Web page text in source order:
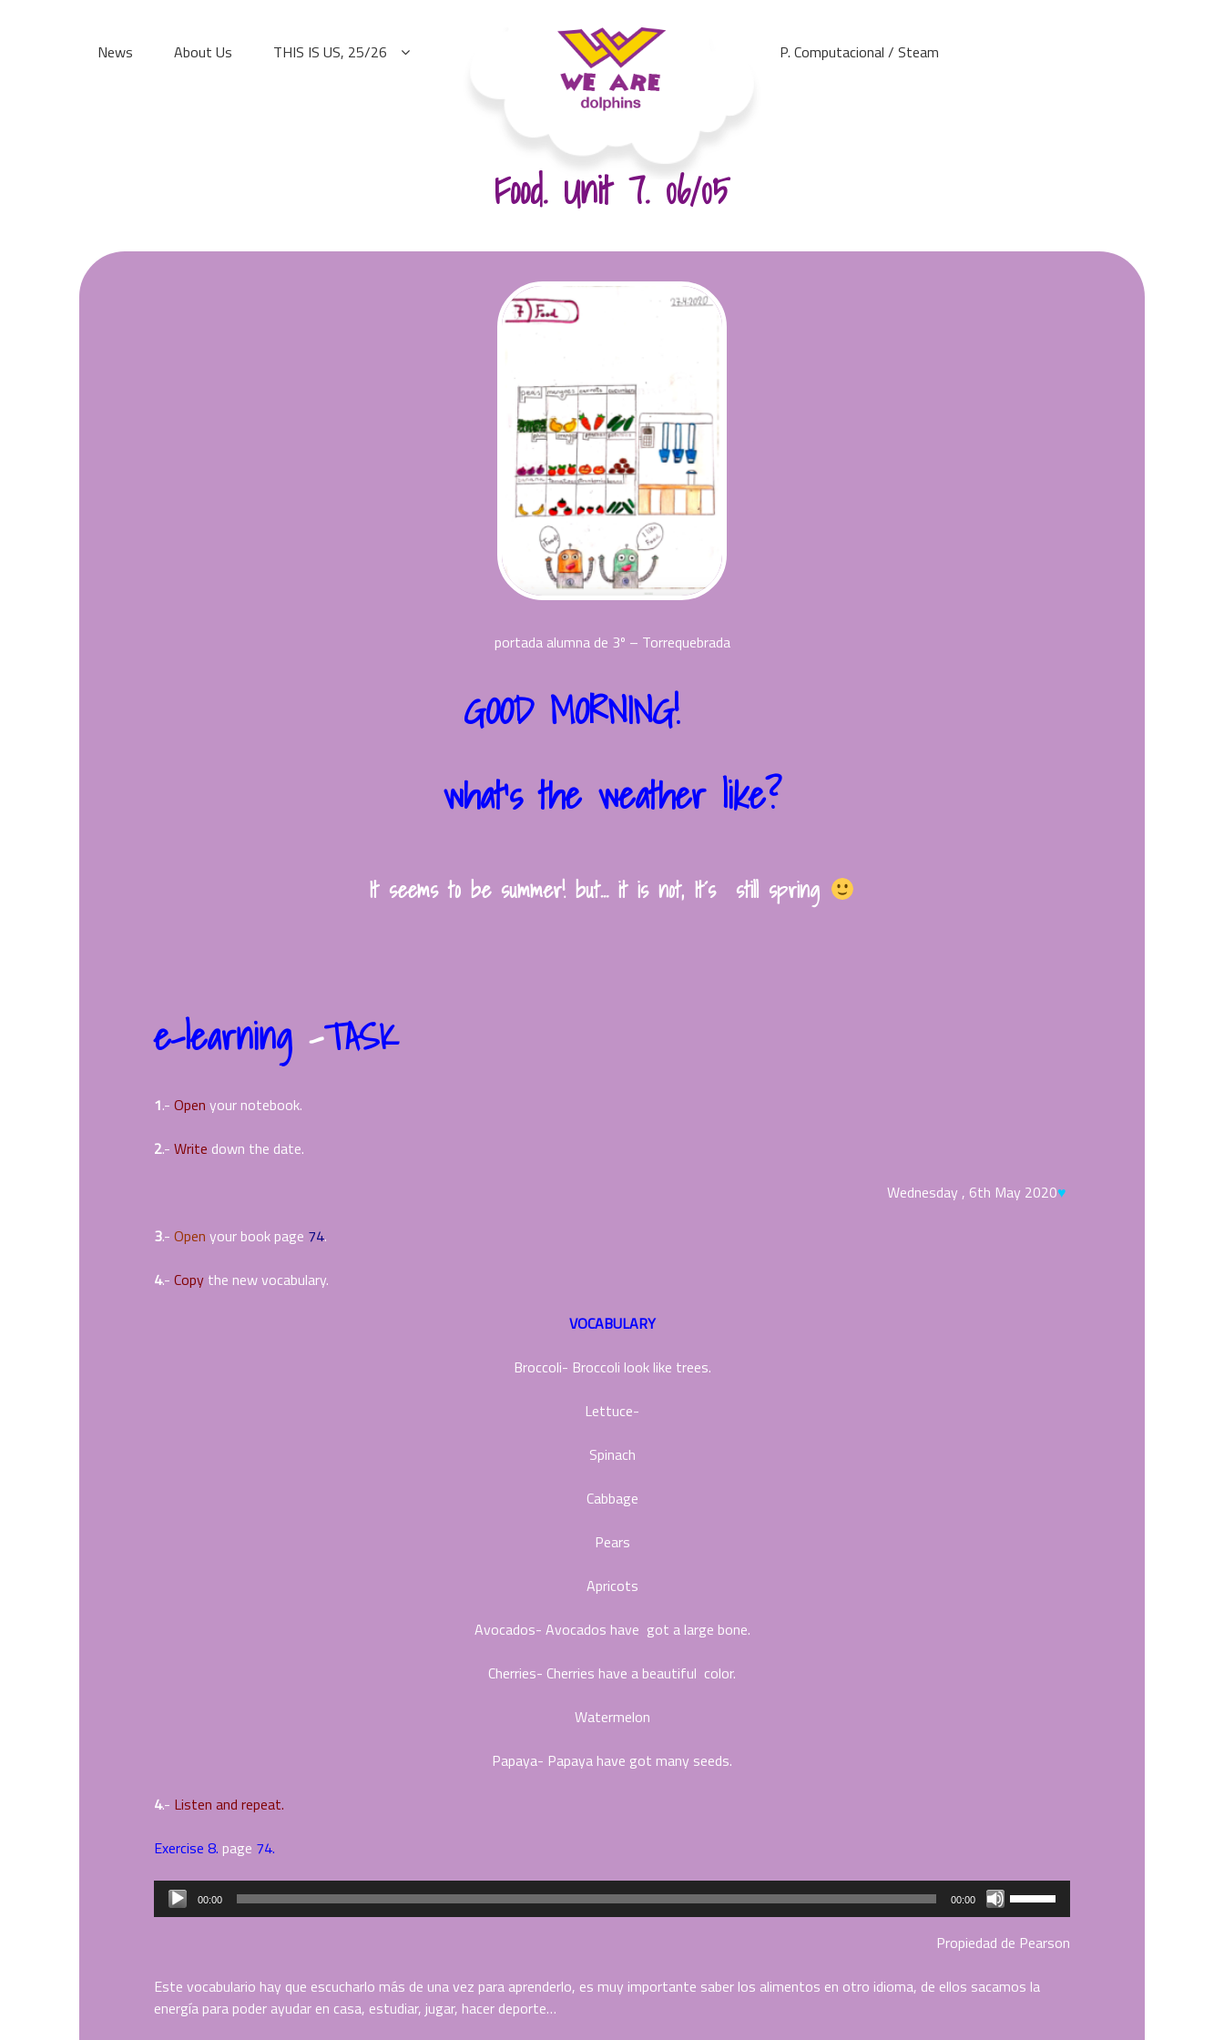
News About Us THIS IS US, 25/26
We Are Dolphins. Acquiring A New Language
P. Computacional / Steam
Food. Unit 7. 06/05
portada alumna de 3º – Torrequebrada
GOOD MORNING!
what’s the weather like?
It seems to be summer! but… it is not, It´s still spring
e-learning–TASK
1.- Open your notebook.
2.- Write down the date.
Wednesday , 6th May 2020♥
3.- Open your book page 74.
4.- Copythe new vocabulary.
VOCABULARY
Broccoli- Broccoli look like trees.
Lettuce-
Spinach
Cabbage
Pears
Apricots
Avocados- Avocados have got a large bone.
Cherries- Cherries have a beautiful color.
Watermelon
Papaya- Papaya have got many seeds.
4.- Listen and repeat.
Exercise 8. page 74.
Reproductor
de
00:00 00:00
Propiedad de Pearson
Este vocabulario hay que escucharlo más de una vez para aprenderlo, es muy importante saber los alimentos en otro idioma, de ellos sacamos la
energía para poder ayudar en casa, estudiar, jugar, hacer deporte…